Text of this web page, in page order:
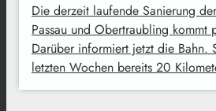
Die derzeit laufende Sanierung
Passau und Obertraubling kommt
Darüber informiert jetzt die Bahn.
letzten Wochen bereits 20